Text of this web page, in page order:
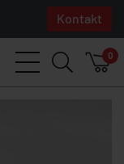
Kontakt
0